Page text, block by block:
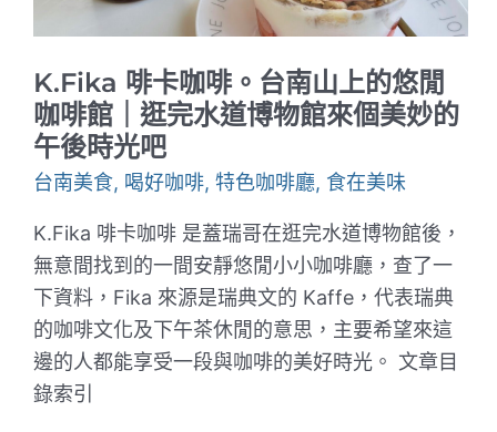
館
｜
內
用
飲
品
配
夢
幻
馬
卡
龍
K.Fika 啡卡咖啡。台南山上的悠閒
咖啡館｜逛完水道博物館來個美妙的
午後時光吧
台南美食, 喝好咖啡, 特色咖啡廳, 食在美味
K.Fika 啡卡咖啡 是蓋瑞哥在逛完水道博物館後，
無意間找到的一間安靜悠閒小小咖啡廳，查了一
下資料，Fika 來源是瑞典文的 Kaffe，代表瑞典
的咖啡文化及下午茶休閒的意思，主要希望來這
邊的人都能享受一段與咖啡的美好時光。 文章目
錄索引